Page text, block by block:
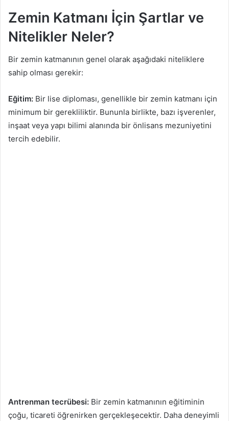
Zemin Katmanı İçin Şartlar ve
Nitelikler Neler?
Bir zemin katmanının genel olarak aşağıdaki niteliklere
sahip olması gerekir:
Eğitim: Bir lise diploması, genellikle bir zemin katmanı için
minimum bir gerekliliktir. Bununla birlikte, bazı işverenler,
inşaat veya yapı bilimi alanında bir önlisans mezuniyetini
tercih edebilir.
Antrenman tecrübesi: Bir zemin katmanının eğitiminin
çoğu, ticareti öğrenirken gerçekleşecektir. Daha deneyimli